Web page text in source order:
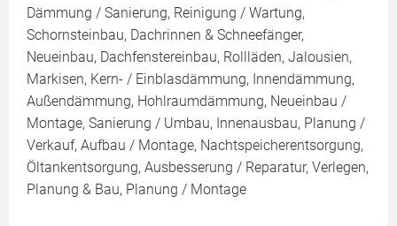
Dämmung / Sanierung, Reinigung / Wartung,
Schornsteinbau, Dachrinnen & Schneefänger,
Neueinbau, Dachfenstereinbau, Rollläden, Jalousien,
Markisen, Kern- / Einblasdämmung, Innendämmung,
Außendämmung, Hohlraumdämmung, Neueinbau /
Montage, Sanierung / Umbau, Innenausbau, Planung /
Verkauf, Aufbau / Montage, Nachtspeicherentsorgung,
Öltankentsorgung, Ausbesserung / Reparatur, Verlegen,
Planung & Bau, Planung / Montage